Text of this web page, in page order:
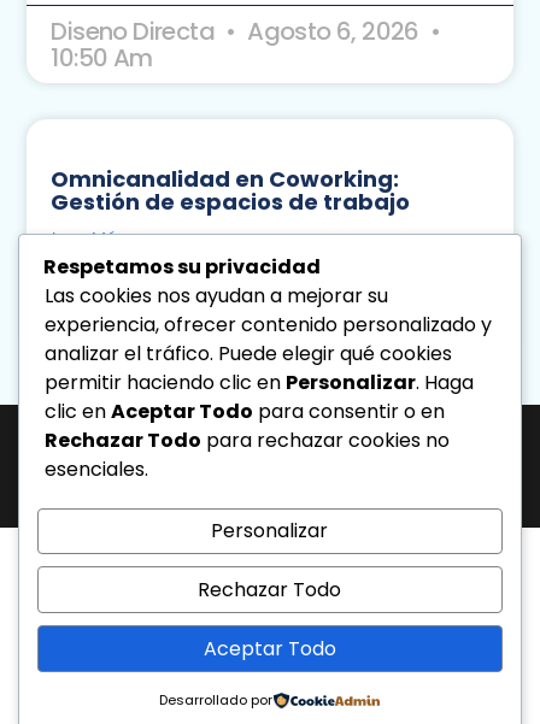
Diseno Directa Agosto 6, 2026
10:50 Am
Omnicanalidad en Coworking:
Gestión de espacios de trabajo
Leer Más
Diseno Directa Agosto 6, 2026
10:42 Am
« Previo
Siguiente »
J-31463317-1 | Corporación de Mercadeo Emotivo, C.A.
Av. La Salle Edif. Phelps Piso 4, Ofic. PL, Urb. Los Caobos, Caracas. - Telf:
Todos los derechos reservados.
Respetamos su privacidad
Las cookies nos ayudan a mejorar su
experiencia, ofrecer contenido personalizado y
analizar el tráfico. Puede elegir qué cookies
permitir haciendo clic en Personalizar. Haga
clic enAceptar Todo para consentir o en
Rechazar Todo para rechazar cookies no
esenciales.
Personalizar
Rechazar Todo
Aceptar Todo
Desarrollado por